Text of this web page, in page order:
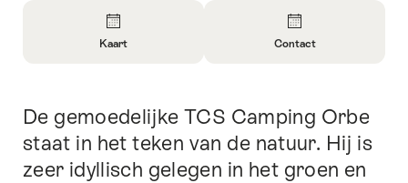
Kaart
Kaart
Contact
Contact
Inleiding
De gemoedelijke TCS Camping Orbe
staat in het teken van de natuur. Hij is
zeer idyllisch gelegen in het groen en